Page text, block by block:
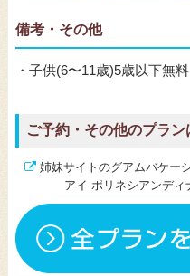
備考・その他
・子供(6〜11歳)5歳以下無料
ご予約・その他のプラン
姉妹サイトのグアムバケー
アイ ポリネシアンディ